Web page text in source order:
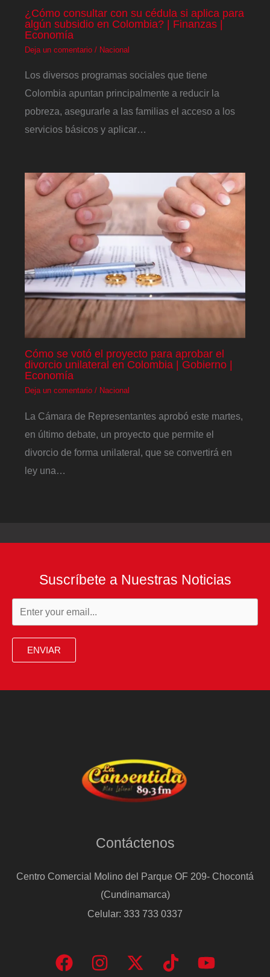
¿Cómo consultar con su cédula si aplica para
algún subsidio en Colombia? | Finanzas |
Economía
Deja un comentario / Nacional
Los diversos programas sociales que tiene
Colombia apuntan principalmente a reducir la
pobreza, asegurarle a las familias el acceso a los
servicios básicos y aplicar…
Cómo se votó el proyecto para aprobar el
divorcio unilateral en Colombia | Gobierno |
Economía
Deja un comentario / Nacional
La Cámara de Representantes aprobó este martes,
en último debate, un proyecto que permite el
divorcio de forma unilateral, que se convertirá en
ley una…
Suscríbete a Nuestras Noticias
ENVIAR
Contáctenos
Centro Comercial Molino del Parque OF 209- Chocontá
(Cundinamarca)
Celular: 333 733 0337